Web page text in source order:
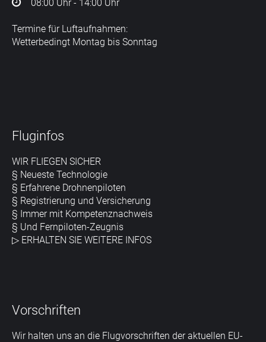
08:00 Uhr - 14:00 Uhr
Termine für Luftaufnahmen:
Wetterbedingt Montag bis Sonntag
Fluginfos
WIR FLIEGEN SICHER
§ Neueste Technologie
§ Erfahrene Drohnenpiloten
§ Registrierung und Versicherung
§ Immer mit Kompetenznachweis
§ Und Fernpiloten-Zeugnis
▷ ERHALTEN SIE WEITERE INFOS
Vorschriften
Wir halten uns an die Flugvorschriften der aktuellen EU-